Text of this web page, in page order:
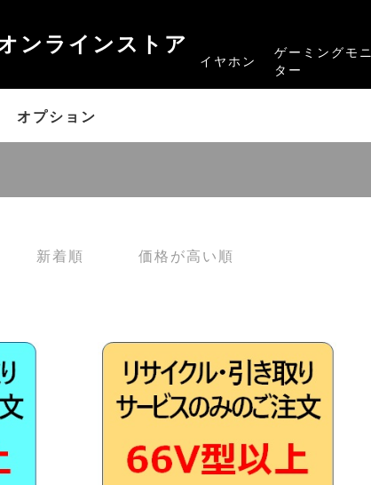
ンラインストア
イヤホン
ゲーミングモニ
ター
オプション
新着順 価格が高い順